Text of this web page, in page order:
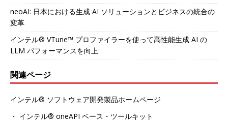
neoAI: 日本における生成 AI ソリューションとビジネスの統合の
変革
インテル® VTune™ プロファイラーを使って高性能生成 AI の
LLM パフォーマンスを向上
関連ページ
インテル® ソフトウェア開発製品ホームページ
・ インテル® oneAPI ベース・ツールキット